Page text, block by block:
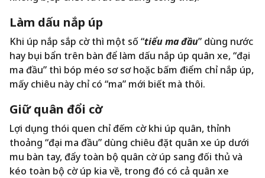
Làm dấu nắp úp
Khi úp nắp sắp cờ thì một số “tiểu ma đầu” dùng nước
hay bụi bẩn trên bàn để làm dấu nắp úp quân xe, “đại
ma đầu” thì bóp méo sơ sơ hoặc bấm điểm chỉ nắp úp,
mấy chiêu này chỉ có “ma” mới biết mà thôi.
Giữ quân đổi cờ
Lợi dụng thói quen chỉ đếm cờ khi úp quân, thỉnh
thoảng “đại ma đầu” dùng chiêu đặt quân xe úp dưới
mu bàn tay, đẩy toàn bộ quân cờ úp sang đối thủ và
kéo toàn bộ cờ úp kia về, trong đó có cả quân xe